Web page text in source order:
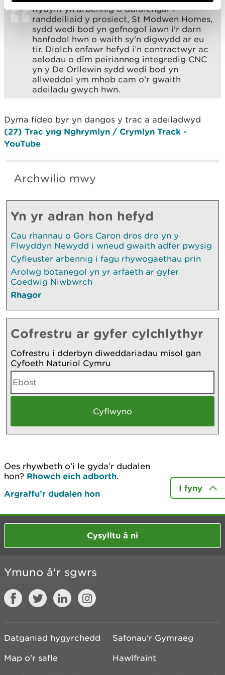
Rydym yn arbennig o ddiolchgar i
randdeiliaid y prosiect, St Modwen Homes,
sydd wedi bod yn gefnogol iawn i'r darn
hanfodol hwn o waith sy'n digwydd ar eu
tir. Diolch enfawr hefyd i’n contractwyr ac
aelodau o dîm peirianneg integredig CNC
yn y De Orllewin sydd wedi bod yn
allweddol ym mhob cam o’r gwaith
adeiladu gwych hwn.
Dyma fideo byr yn dangos y trac a adeiladwyd
(27) Trac yng Nghrymlyn / Crymlyn Track -
YouTube
Archwilio mwy
Yn yr adran hon hefyd
Cau rhannau o Gors Caron dros dro yn y
Flwyddyn Newydd i wneud gwaith adfer pwysig
Cyfleuster arbennig i fagu rhywogaethau prin
Arolwg botanegol yn yr arfaeth ar gyfer
Coedwig Niwbwrch
Rhagor
Cofrestru ar gyfer cylchlythyr
Cofrestru i dderbyn diweddariadau misol gan
Cyfoeth Naturiol Cymru
Oes rhywbeth o’i le gyda’r dudalen
hon? Rhowch eich adborth.
Argraffu’r dudalen hon
I fyny
Cysylltu â ni
Ymuno â'r sgwrs
Datganiad hygyrchedd
Safonau'r Gymraeg
Map o'r safle
Hawlfraint